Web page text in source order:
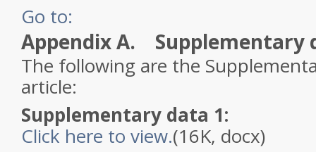
Go to:
Appendix A. Supplementary
The following are the
article:
Supplementary data 1:
Click here to view.(16K, docx)